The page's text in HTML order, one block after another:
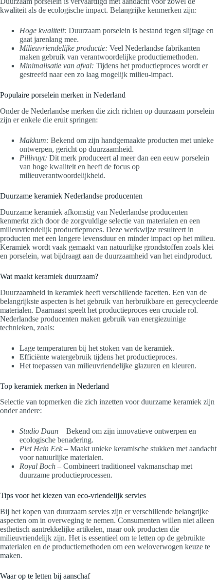
kwaliteit als de ecologische impact. Belangrijke kenmerken zijn:
Hoge kwaliteit: Duurzaam porselein is bestand tegen slijtage en
gaat jarenlang mee.
Milieuvriendelijke productie: Veel Nederlandse fabrikanten
maken gebruik van verantwoordelijke productiemethoden.
Minimalisatie van afval: Tijdens het productieproces wordt er
gestreefd naar een zo laag mogelijk milieu-impact.
Populaire porselein merken in Nederland
Onder de Nederlandse merken die zich richten op duurzaam porselein
zijn er enkele die eruit springen:
Makkum: Bekend om zijn handgemaakte producten met unieke
ontwerpen, gericht op duurzaamheid.
Pillivuyt: Dit merk produceert al meer dan een eeuw porselein
van hoge kwaliteit en heeft de focus op
milieuverantwoordelijkheid.
Duurzame keramiek Nederlandse producenten
Duurzame keramiek afkomstig van Nederlandse producenten
kenmerkt zich door de zorgvuldige selectie van materialen en een
milieuvriendelijk productieproces. Deze werkwijze resulteert in
producten met een langere levensduur en minder impact op het milieu.
Keramiek wordt vaak gemaakt van natuurlijke grondstoffen zoals klei
en porselein, wat bijdraagt aan de duurzaamheid van het eindproduct.
Wat maakt keramiek duurzaam?
Duurzaamheid in keramiek heeft verschillende facetten. Een van de
belangrijkste aspecten is het gebruik van herbruikbare en gerecycleerde
materialen. Daarnaast speelt het productieproces een cruciale rol.
Nederlandse producenten maken gebruik van energiezuinige
technieken, zoals:
Lage temperaturen bij het stoken van de keramiek.
Efficiënte watergebruik tijdens het productieproces.
Het toepassen van milieuvriendelijke glazuren en kleuren.
Top keramiek merken in Nederland
Selectie van topmerken die zich inzetten voor duurzame keramiek zijn
onder andere:
Studio Daan – Bekend om zijn innovatieve ontwerpen en
ecologische benadering.
Piet Hein Eek– Maakt unieke keramische stukken met aandacht
voor natuurlijke materialen.
Royal Boch – Combineert traditioneel vakmanschap met
duurzame productieprocessen.
Tips voor het kiezen van eco-vriendelijk servies
Bij het kopen van duurzaam servies zijn er verschillende belangrijke
aspecten om in overweging te nemen. Consumenten willen niet alleen
esthetisch aantrekkelijke artikelen, maar ook producten die
milieuvriendelijk zijn. Het is essentieel om te letten op de gebruikte
materialen en de productiemethoden om een weloverwogen keuze te
maken.
Waar op te letten bij aanschaf